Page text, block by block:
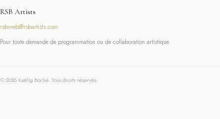
RSB Artists
rsbweb@rsbartists.com
Pour toute demande de programmation ou de collaboration artistique.
© 2026 Kaëlig Boché. Tous droits réservés.